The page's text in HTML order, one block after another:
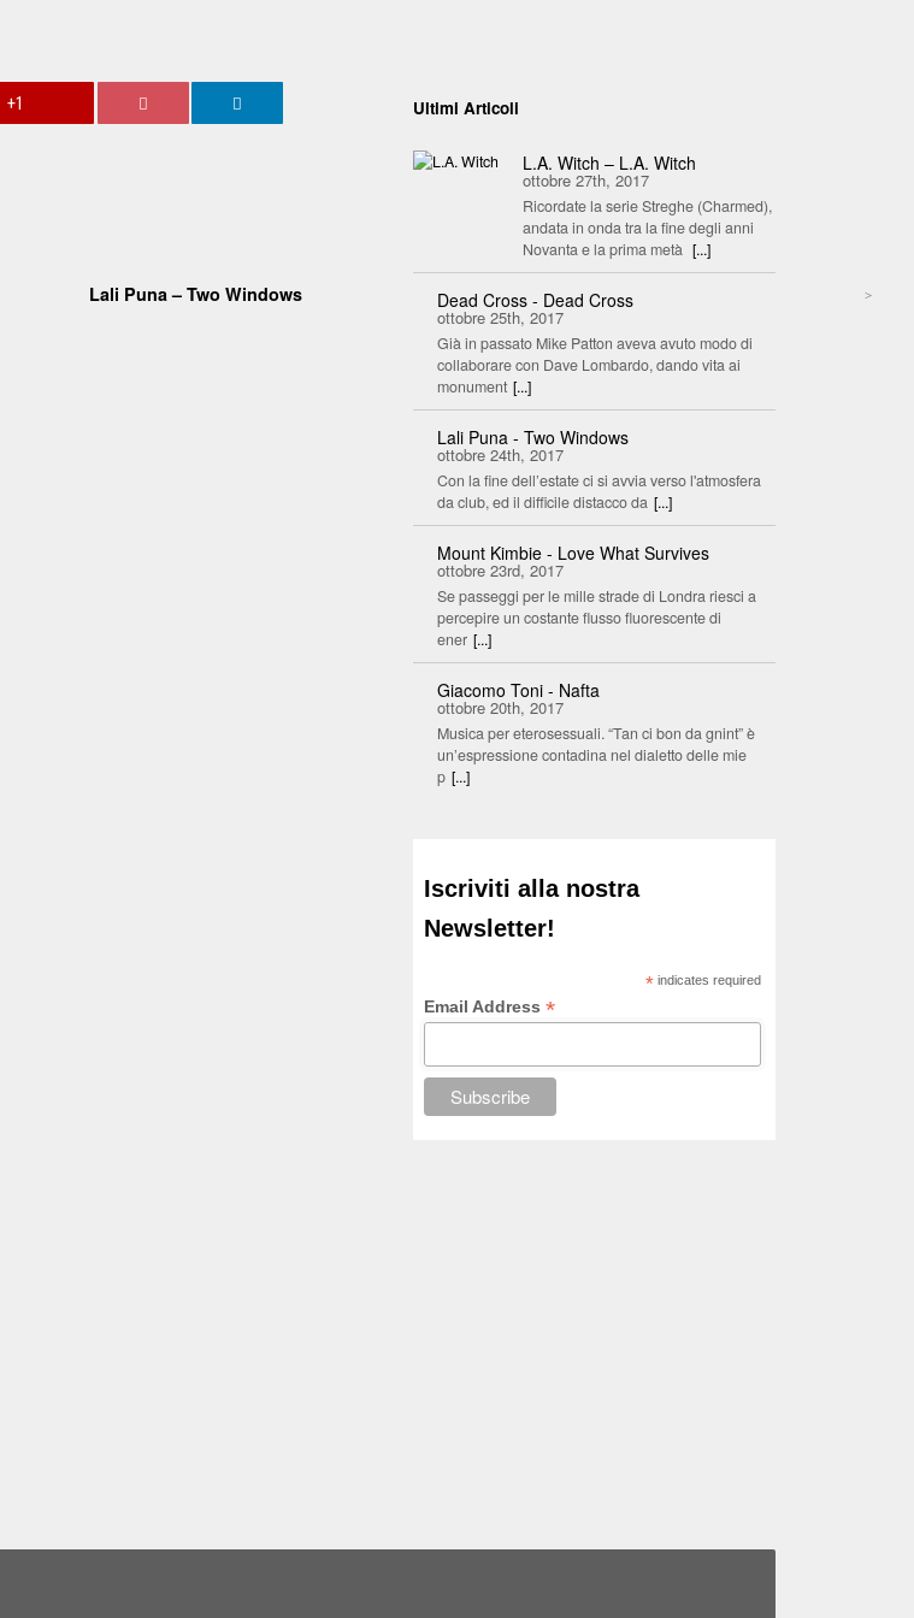
>
+1
Lali Puna – Two Windows
Ultimi Articoli
L.A. Witch – L.A. Witch
ottobre 27th, 2017
Ricordate la serie Streghe (Charmed),
andata in onda tra la fine degli anni
Novanta e la prima metà [...]
Dead Cross - Dead Cross
ottobre 25th, 2017
Già in passato Mike Patton aveva avuto modo di
collaborare con Dave Lombardo, dando vita ai
monument [...]
Lali Puna - Two Windows
ottobre 24th, 2017
Con la fine dell’estate ci si avvia verso l'atmosfera
da club, ed il difficile distacco da [...]
Mount Kimbie - Love What Survives
ottobre 23rd, 2017
Se passeggi per le mille strade di Londra riesci a
percepire un costante flusso fluorescente di
ener [...]
Giacomo Toni - Nafta
ottobre 20th, 2017
Musica per eterosessuali. “Tan ci bon da gnint” è
un’espressione contadina nel dialetto delle mie
p [...]
Iscriviti alla nostra
Newsletter!
* indicates required
Email Address*